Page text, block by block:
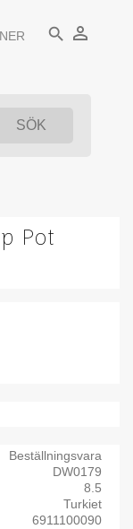
search person_outline
Pot
Beställningsvara
DW0179
8.5
Turkiet
6911100090